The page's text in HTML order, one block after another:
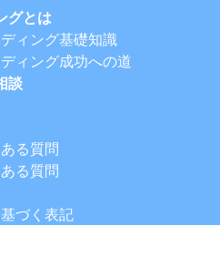
グとは
ィング基礎知識
ィング成功への道
談
る質問
る質問
づく表記